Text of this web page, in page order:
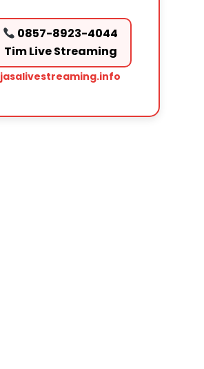
0857-8923-4044
Tim Live Streaming
jasalivestreaming.info